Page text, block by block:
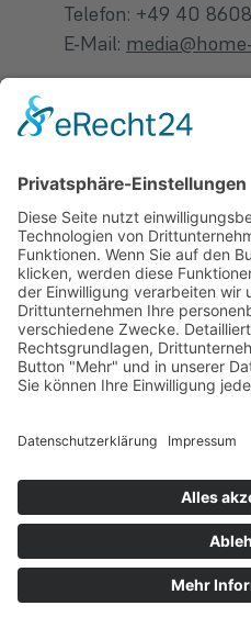
Telefon: +49 40
E-Mail:
KONTAKTFORMULAR
Telefon: